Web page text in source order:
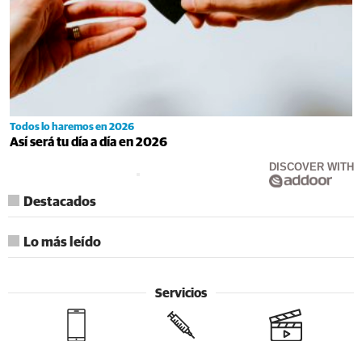
Todos lo haremos en 2026
Así será tu día a día en 2026
DISCOVER WITH
Destacados
Lo más leído
Servicios